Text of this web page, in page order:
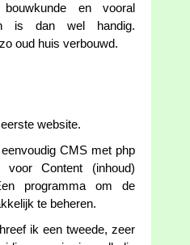
en vooral
is dan wel handig.
oud huis verbouwd.
website.
CMS met php
Content (inhoud)
programma om de
te beheren.
ik een tweede, zeer